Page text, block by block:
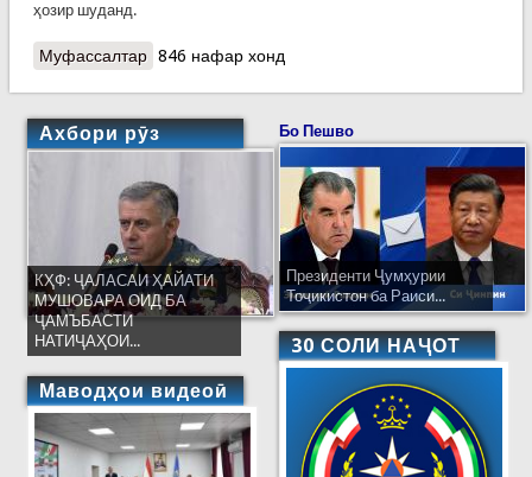
ҳозир шуданд.
Муфассалтаро Наҷоти як духтари 26-сола, ки ба қасди
846 нафар хонд
Ахбори рӯз
КҲФ: ҶАЛАСАИ ҲАЙАТИ
МУШОВАРА ОИД БА
ҶАМЪБАСТИ
НАТИҶАҲОИ...
Маводҳои видеоӣ
Бо Пешво
Президенти Ҷумҳурии
Тоҷикистон ба Раиси...
30 СОЛИ НАҶОТ